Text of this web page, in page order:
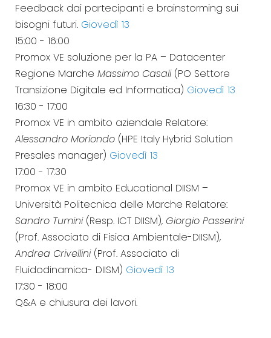
Feedback dai partecipanti e brainstorming sui
bisogni futuri. Giovedì 13
15:00 - 16:00
Promox VE soluzione per la PA – Datacenter
Regione Marche Massimo Casali (PO Settore
Transizione Digitale ed Informatica) Giovedì 13
16:30 - 17:00
Promox VE in ambito aziendale Relatore:
Alessandro Moriondo (HPE Italy Hybrid Solution
Presales manager) Giovedì 13
17:00 - 17:30
Promox VE in ambito Educational DIISM –
Università Politecnica delle Marche Relatore:
Sandro Tumini(Resp. ICT DIISM), Giorgio Passerini
(Prof. Associato di Fisica Ambientale-DIISM),
Andrea Crivellini(Prof. Associato di
Fluidodinamica- DIISM) Giovedì 13
17:30 - 18:00
Q&A e chiusura dei lavori.